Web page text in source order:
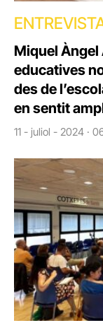
Miquel
educatives
des de
en sentit
11 - juliol - 2024 ·